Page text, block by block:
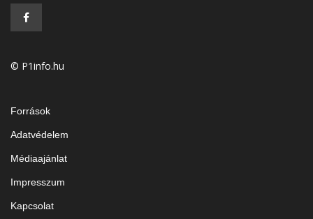
© P1info.hu
Források
Adatvédelem
Médiaajánlat
Impresszum
Kapcsolat